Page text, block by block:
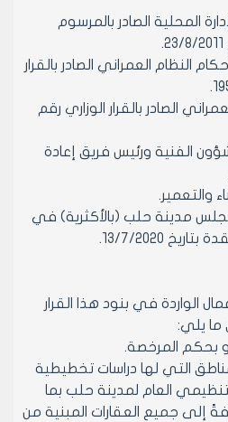
المحلية الصادر بالمرسوم
للمادة /9/ من أحكام النظام العمراني الصادر بالقرار
العمراني الصادر بالقرار الوزاري رقم
الفنية ورئيس فريق إعادة
والتعمير.
مدينة حلب (بالأكثرية) في
13/7/2020.
الواردة في بنود هذا القرار
ما يلي:
بحكم المرخصة.
التي لها دراسات تخطيطية
العام لمدينة حلب بما
إلى جميع العقارات المبنية من